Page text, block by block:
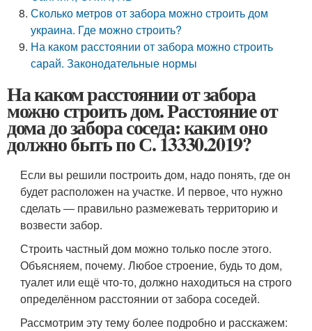
Сколько метров от забора можно строить дом
украина. Где можно строить?
На каком расстоянии от забора можно строить
сарай. Законодательные нормы
На каком расстоянии от забора
можно строить дом. Расстояние от
дома до забора соседа: каким оно
должно быть по С. 13330.2019?
Если вы решили построить дом, надо понять, где он
будет расположен на участке. И первое, что нужно
сделать ― правильно размежевать территорию и
возвести забор.
Строить частный дом можно только после этого.
Объясняем, почему. Любое строение, будь то дом,
туалет или ещё что-то, должно находиться на строго
определённом расстоянии от забора соседей.
Рассмотрим эту тему более подробно и расскажем: